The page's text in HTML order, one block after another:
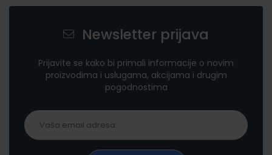
Newsletter prijava
Prijavite se kako bi primali informacije o novim
proizvodima i uslugama, akcijama i drugim
pogodnostima